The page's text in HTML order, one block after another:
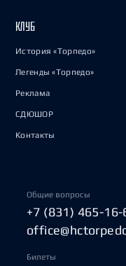
КЛУБ
История «Торпедо»
Легенды «Торпедо»
Реклама
СДЮШОР
Контакты
Общие вопросы
+7 (831) 465-16-
Билеты